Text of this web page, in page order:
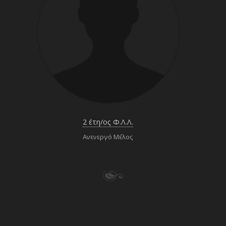
2 έτη/ος Φ.Λ.Λ.
Ανενεργό Μέλος